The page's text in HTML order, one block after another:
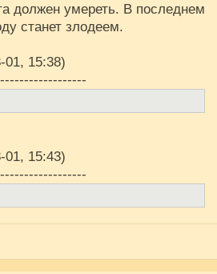
должен умереть. В последнем
станет злодеем.
01, 15:38)
01, 15:43)